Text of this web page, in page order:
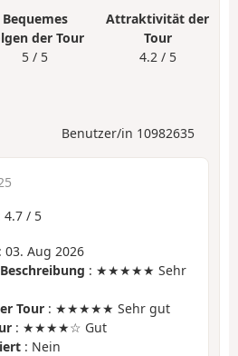
Bequemes
der Tour
5 / 5
Attraktivität der
Tour
4.2 / 5
Benutzer/in 10982635
4.7 / 5
: 03. Aug 2026
: ★★★★★ Sehr
Tour : ★★★★★ Sehr gut
: ★★★★☆ Gut
: Nein